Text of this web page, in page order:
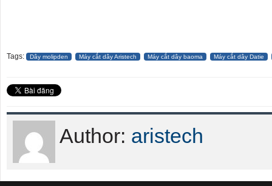
Tags: Dây molipden Máy cắt dây Aristech Máy cắt dây baoma Máy cắt dây Datie
Author: aristech